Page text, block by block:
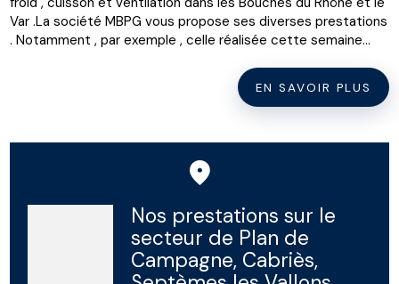
Var .La société MBPG vous propose ses diverses prestations
. Notamment , par exemple , celle réalisée cette semaine...
EN SAVOIR PLUS
Nos prestations sur le
secteur de Plan de
Campagne, Cabriès,